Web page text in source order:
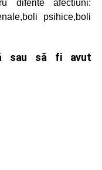
diferite afectiuni:
psihice,boli
sau să fi avut